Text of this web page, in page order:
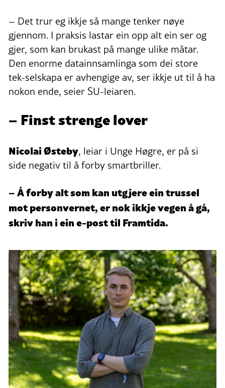
– Det trur eg ikkje så mange tenker nøye
gjennom. I praksis lastar ein opp alt ein ser og
gjer, som kan brukast på mange ulike måtar.
Den enorme datainnsamlinga som dei store
tek-selskapa er avhengige av, ser ikkje ut til å ha
nokon ende, seier SU-leiaren.
– Finst strenge lover
Nicolai Østeby, leiar i Unge Høgre, er på si
side negativ til å forby smartbriller.
– Å forby alt som kan utgjere ein trussel
mot personvernet, er nok ikkje vegen å gå,
skriv han i ein e-post til Framtida.